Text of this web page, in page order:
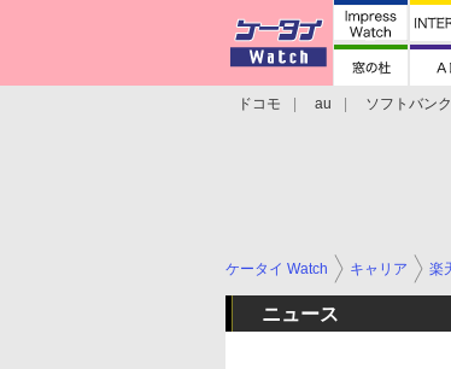
ドコモ au ソフトバンク
ケータイ Watch キャリア 楽
ニュース